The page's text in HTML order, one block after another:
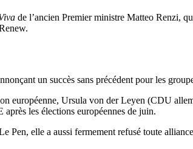
de l’ancien Premier ministre Matteo Renzi,
un succès sans précédent pour les
européenne, Ursula von der Leyen (CDU
les élections européennes de juin.
elle a aussi fermement refusé toute